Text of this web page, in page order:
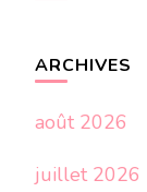
ARCHIVES
août 2026
juillet 2026